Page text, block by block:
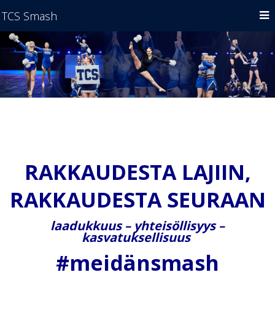
RAKKAUDESTA LAJIIN,
RAKKAUDESTA SEURAAN
laadukkuus – yhteisöllisyys –
kasvatuksellisuus
#meidänsmash
TCS Smash